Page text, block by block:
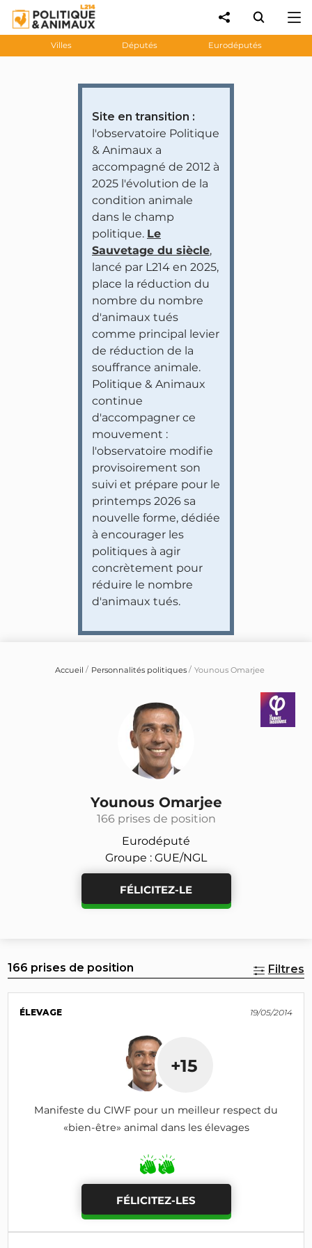
Villes Députés Eurodéputés
Site en transition :
l'observatoire Politique
& Animaux a
accompagné de 2012 à
2025 l'évolution de la
condition animale
dans le champ
politique. Le
Sauvetage du siècle,
lancé par L214 en 2025,
place la réduction du
nombre du nombre
d'animaux tués
comme principal levier
de réduction de la
souffrance animale.
Politique & Animaux
continue
d'accompagner ce
mouvement :
l'observatoire modifie
provisoirement son
suivi et prépare pour le
printemps 2026 sa
nouvelle forme, dédiée
à encourager les
politiques à agir
concrètement pour
réduire le nombre
d'animaux tués.
Accueil Personnalités politiques Younous Omarjee
Younous Omarjee
166 prises de position
Eurodéputé
Groupe : GUE/NGL
FÉLICITEZ-LE
166 prises de position Filtres
ÉLEVAGE 19/05/2014
+15
Manifeste du CIWF pour un meilleur respect du
«bien-être» animal dans les élevages
FÉLICITEZ-LES